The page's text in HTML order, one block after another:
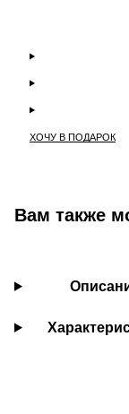
ХОЧУ В ПОДАРОК
Вам также